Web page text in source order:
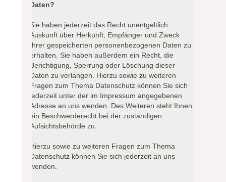
Daten?
Sie haben jederzeit das Recht unentgeltlich
Auskunft über Herkunft, Empfänger und Zweck
Ihrer gespeicherten personenbezogenen Daten zu
erhalten. Sie haben außerdem ein Recht, die
Berichtigung, Sperrung oder Löschung dieser
Daten zu verlangen. Hierzu sowie zu weiteren
Fragen zum Thema Datenschutz können Sie sich
jederzeit unter der im Impressum angegebenen
Adresse an uns wenden. Des Weiteren steht Ihnen
ein Beschwerderecht bei der zuständigen
Aufsichtsbehörde zu.
Hierzu sowie zu weiteren Fragen zum Thema
Datenschutz können Sie sich jederzeit an uns
wenden.